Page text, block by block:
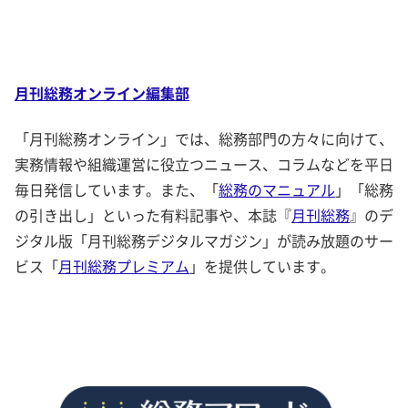
月刊総務オンライン編集部
「月刊総務オンライン」では、総務部門の方々に向けて、
実務情報や組織運営に役立つニュース、コラムなどを平日
毎日発信しています。また、「総務のマニュアル 」「総務
の引き出し」といった有料記事や、本誌『月刊総務』のデ
ジタル版「月刊総務デジタルマガジン」が読み放題のサー
ビス「月刊総務プレミアム 」を提供しています。